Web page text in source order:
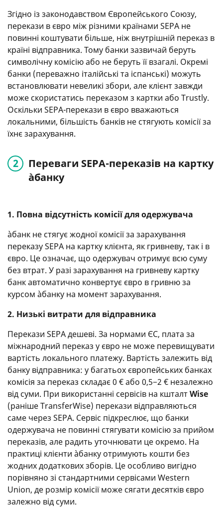
Згідно із законодавством Європейського Союзу,
перекази в євро між різними країнами SEPA не
повинні коштувати більше, ніж внутрішній переказ в
країні відправника. Тому банки зазвичай беруть
символічну комісію або не беруть її взагалі. Окремі
банки (переважно італійські та іспанські) можуть
встановлювати невеликі збори, але клієнт завжди
може скористатись переказом з картки або Trustly.
Оскільки SEPA-перекази в євро вважаються
локальними, більшість банків не стягують комісії за
їхнє зарахування.
Переваги SEPA-переказів на картку
àбанку
1. Повна відсутність комісії для одержувача
àбанк не стягує жодної комісії за зарахування
переказу SEPA на картку клієнта, як гривневу, так і в
євро. Це означає, що одержувач отримує всю суму
без втрат. У разі зарахування на гривневу картку
банк автоматично конвертує євро в гривню за
курсом àбанку на момент зарахування.
2. Низькі витрати для відправника
Перекази SEPA дешеві. За нормами ЄС, плата за
міжнародний переказ у євро не може перевищувати
вартість локального платежу. Вартість залежить від
банку відправника: у багатьох європейських банках
комісія за переказ складає 0 € або 0,5−2 € незалежно
від суми. При використанні сервісів на кшталтWise
(раніше TransferWise) перекази відправляються
саме через SEPA. Сервіс підкреслює, що банки
одержувача не повинні стягувати комісію за прийом
переказів, але радить уточнювати це окремо. На
практиці клієнти àбанку отримують кошти без
жодних додаткових зборів. Це особливо вигідно
порівняно зі стандартними сервісами Western
Union, де розмір комісії може сягати десятків євро
залежно від суми.